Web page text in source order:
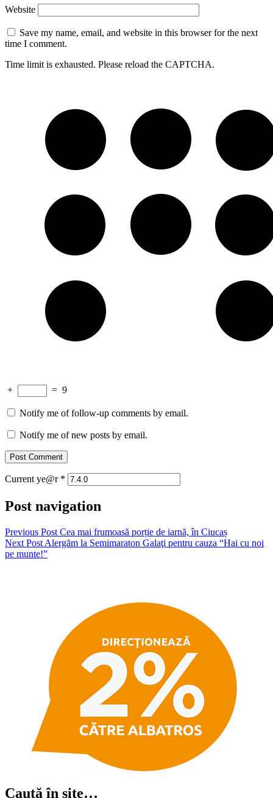
Website
Save my name, email, and website in this browser for the next
time I comment.
Time limit is exhausted. Please reload the CAPTCHA.
+ = 9
Notify me of follow-up comments by email.
Notify me of new posts by email.
Current ye@r *
Post navigation
Previous Post Cea mai frumoasă porție de iarnă, în Ciucaș
Next Post Alergăm la Semimaraton Galaţi pentru cauza “Hai cu noi
pe munte!”
Caută în site…